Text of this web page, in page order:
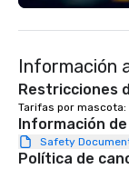
leave
programs,
anniversary
dinners, holiday
entertainment,
connections.
from ingredient
Información
Restricciones
Tarifas por mascota:
Información
Safety
Política de